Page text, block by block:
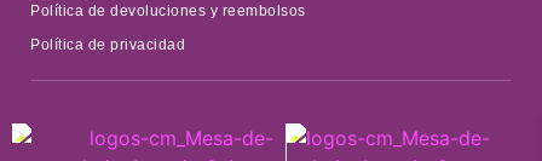
Política de devoluciones y reembolsos
Política de privacidad